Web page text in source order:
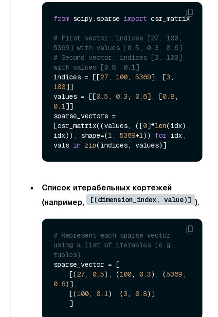
from scipy.sparse import csr_matrix
# First vector: indices [27, 100,
5369] with values [0.5, 0.3, 0.6]
# Second vector: indices [3, 100]
with values [0.8, 0.1]
indices = [[27 , 100 , 5369], [3
100]]
values = [[0.5 , 0.3 , 0.6], [0.8
0.1]]
sparse_vectors =
[csr_matrix((values, ([0]*len(idx),
idx)), shape=(1 , 5369+1)) for idx,
vals in zip
Список итерабельных кортежей
(например,
[(dimension_index, value)] ).
# Represent each sparse vector
using a list of iterables (e.g.
tuples)
sparse_vector = [
    [(
27 , 0.5), (100 , 0.3), (5369
0.6)],
    [(
100 , 0.1), (3 , 0.8)]